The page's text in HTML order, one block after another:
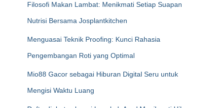
Filosofi Makan Lambat: Menikmati Setiap Suapan
Nutrisi Bersama Josplantkitchen
Menguasai Teknik Proofing: Kunci Rahasia
Pengembangan Roti yang Optimal
Mio88 Gacor sebagai Hiburan Digital Seru untuk
Mengisi Waktu Luang